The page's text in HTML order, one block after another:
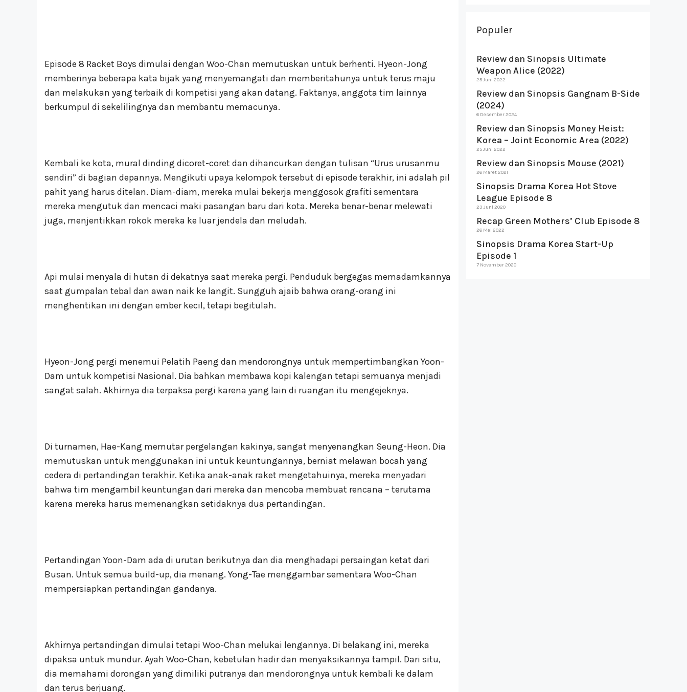
Episode 8 Racket Boys dimulai dengan Woo-Chan memutuskan untuk berhenti. Hyeon-Jong
memberinya beberapa kata bijak yang menyemangati dan memberitahunya untuk terus maju
dan melakukan yang terbaik di kompetisi yang akan datang. Faktanya, anggota tim lainnya
berkumpul di sekelilingnya dan membantu memacunya.
Kembali ke kota, mural dinding dicoret-coret dan dihancurkan dengan tulisan “Urus urusanmu
sendiri” di bagian depannya. Mengikuti upaya kelompok tersebut di episode terakhir, ini adalah pil
pahit yang harus ditelan. Diam-diam, mereka mulai bekerja menggosok grafiti sementara
mereka mengutuk dan mencaci maki pasangan baru dari kota. Mereka benar-benar melewati
juga, menjentikkan rokok mereka ke luar jendela dan meludah.
Api mulai menyala di hutan di dekatnya saat mereka pergi. Penduduk bergegas memadamkannya
saat gumpalan tebal dan awan naik ke langit. Sungguh ajaib bahwa orang-orang ini
menghentikan ini dengan ember kecil, tetapi begitulah.
Hyeon-Jong pergi menemui Pelatih Paeng dan mendorongnya untuk mempertimbangkan Yoon-
Dam untuk kompetisi Nasional. Dia bahkan membawa kopi kalengan tetapi semuanya menjadi
sangat salah. Akhirnya dia terpaksa pergi karena yang lain di ruangan itu mengejeknya.
Di turnamen, Hae-Kang memutar pergelangan kakinya, sangat menyenangkan Seung-Heon. Dia
memutuskan untuk menggunakan ini untuk keuntungannya, berniat melawan bocah yang
cedera di pertandingan terakhir. Ketika anak-anak raket mengetahuinya, mereka menyadari
bahwa tim mengambil keuntungan dari mereka dan mencoba membuat rencana – terutama
karena mereka harus memenangkan setidaknya dua pertandingan.
Pertandingan Yoon-Dam ada di urutan berikutnya dan dia menghadapi persaingan ketat dari
Busan. Untuk semua build-up, dia menang. Yong-Tae menggambar sementara Woo-Chan
mempersiapkan pertandingan gandanya.
Akhirnya pertandingan dimulai tetapi Woo-Chan melukai lengannya. Di belakang ini, mereka
dipaksa untuk mundur. Ayah Woo-Chan, kebetulan hadir dan menyaksikannya tampil. Dari situ,
dia memahami dorongan yang dimiliki putranya dan mendorongnya untuk kembali ke dalam
dan terus berjuang.
Populer
Review dan Sinopsis Ultimate
Weapon Alice (2022)
25 Juni 2022
Review dan Sinopsis Gangnam B-Side
(2024)
6 Desember 2024
Review dan Sinopsis Money Heist:
Korea – Joint Economic Area (2022)
25 Juni 2022
Review dan Sinopsis Mouse (2021)
26 Maret 2021
Sinopsis Drama Korea Hot Stove
League Episode 8
23 Juni 2020
Recap Green Mothers’ Club Episode 8
26 Mei 2022
Sinopsis Drama Korea Start-Up
Episode 1
7 November 2020